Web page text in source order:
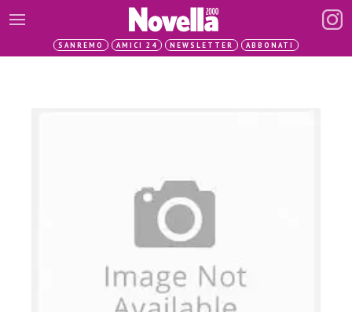
SANREMO AMICI 24 NEWSLETTER ABBONATI